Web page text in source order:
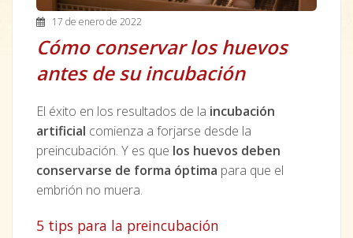
17 de enero de 2022
Cómo conservar los huevos
antes de su incubación
El éxito en los resultados de la incubación
artificial comienza a forjarse desde la
preincubación. Y es que los huevos deben
conservarse de forma óptima para que el
embrión no muera.
5 tips para la preincubación